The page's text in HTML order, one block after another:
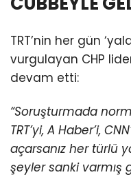
TRT’nin her gün
vurgulayan CHP
devam etti:
“Soruşturmada
TRT’yi, A Haber’i,
açarsanız her türlü
şeyler sanki varmış